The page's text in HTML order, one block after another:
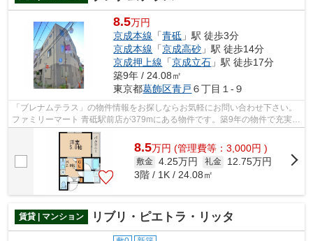
8.5万円
京成本線 「青砥 」駅 徒歩3分
京成本線 「京成高砂 」駅 徒歩14分
京成押上線 「京成立石 」駅 徒歩17分
築9年 / 24.08㎡
東京都葛飾区青戸 ６丁目１-９
「ブレナムテラス」の物件情報をお探しならお気軽にお問い合わせ下さい。
ファミリーマート 青砥駅前店が379mにある物件です。築9年の物件で充実し
た毎日を過ごしませんか。こちらはマ...
8.5万円 (管理費等：3,000円 )
敷金 4.25万円 礼金
12.75万円
3階 / 1K / 24.08㎡
賃貸 | マンション リブリ・ピエトラ・リッタ